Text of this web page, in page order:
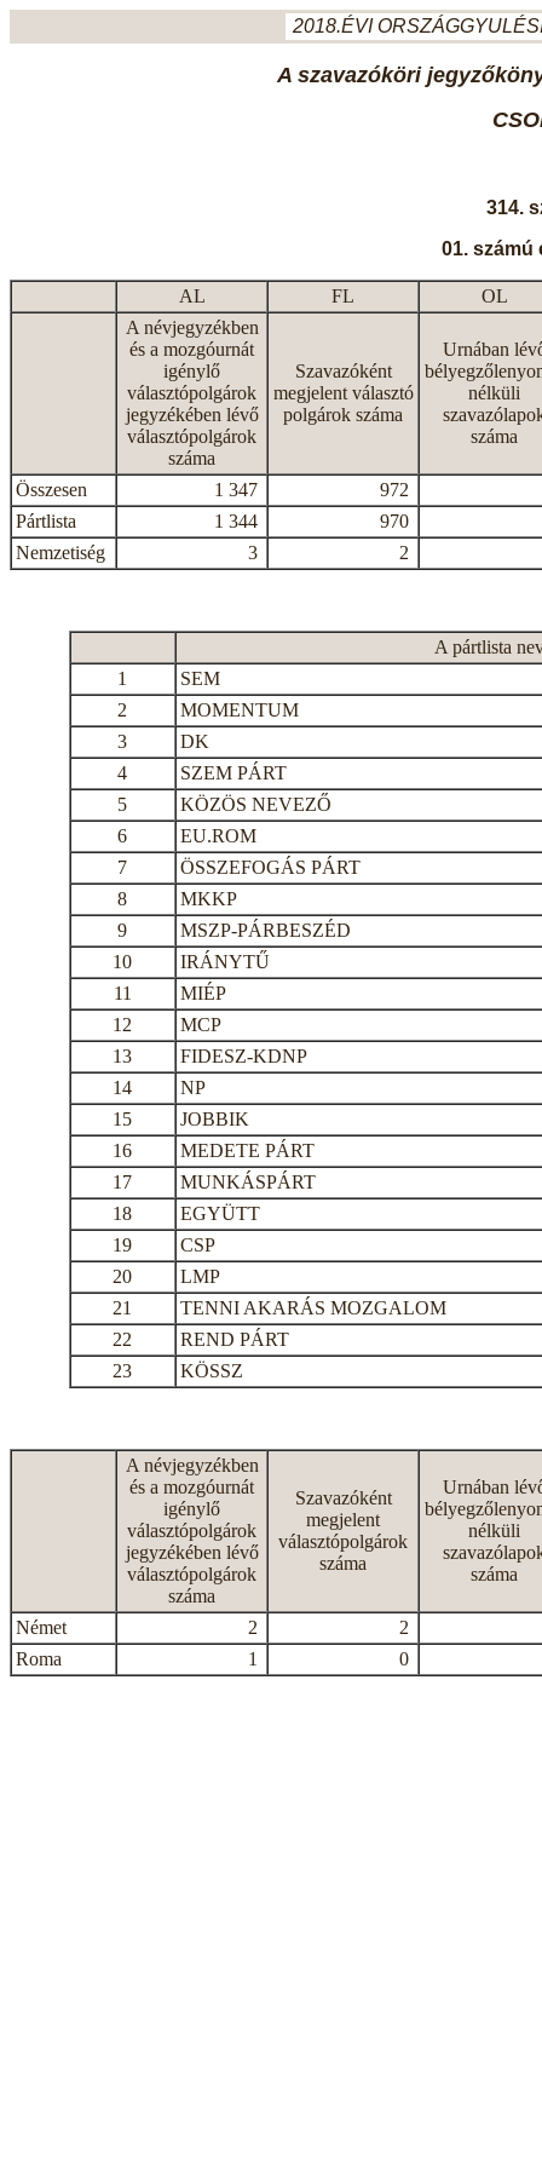
2018.ÉVI
A szavazóköri
314.
01. számú
AL FL
OL
A névjegyzékben
és a mozgóurnát
igénylő
választópolgárok
jegyzékében lévő
választópolgárok
száma
Szavazóként
megjelent választó
polgárok száma
Urnában
nélküli
száma
Összesen 1 347
972
Pártlista
1 344
970
Nemzetiség
3 2
A pártlista
1
SEM
2
MOMENTUM
3
DK
4
SZEM PÁRT
5
KÖZÖS NEVEZŐ
6
EU.ROM
7
ÖSSZEFOGÁS PÁRT
8
MKKP
9
MSZP-PÁRBESZÉD
10
IRÁNYTŰ
11
MIÉP
12
MCP
13
FIDESZ-KDNP
14
NP
15
JOBBIK
16
MEDETE PÁRT
17
MUNKÁSPÁRT
18
EGYÜTT
19
CSP
20
LMP
21
TENNI AKARÁS MOZGALOM
22
REND PÁRT
23
KÖSSZ
A névjegyzékben
és a mozgóurnát
igénylő
választópolgárok
jegyzékében lévő
választópolgárok
száma
Szavazóként
megjelent
választópolgárok
száma
Urnában
nélküli
száma
Német 2
2
Roma
1 0